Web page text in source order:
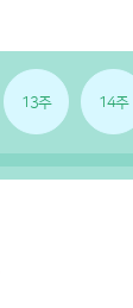
13주 14주